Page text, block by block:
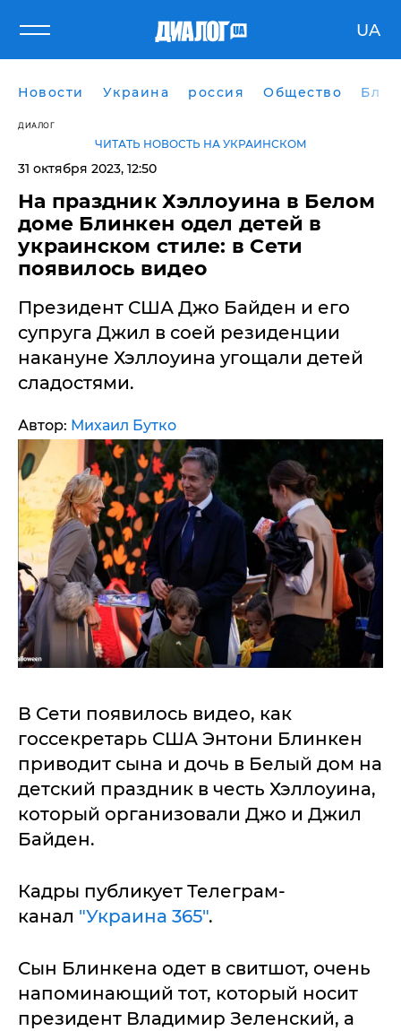
UA
Новости Украина россия Общество
ДИАЛОГ
ЧИТАТЬ НОВОСТЬ НА УКРАИНСКОМ
31 октября 2023, 12:50
На праздник Хэллоуина в Белом
доме Блинкен одел детей в
украинском стиле: в Сети
появилось видео
Президент США Джо Байден и его
супруга Джил в соей резиденции
накануне Хэллоуина угощали детей
сладостями.
Автор: Михаил Бутко
В Сети появилось видео, как
госсекретарь США Энтони Блинкен
приводит сына и дочь в Белый дом на
детский праздник в честь Хэллоуина,
который организовали Джо и Джил
Байден.
Кадры публикует Телеграм-
канал "Украина 365".
Сын Блинкена одет в свитшот, очень
напоминающий тот, который носит
президент Владимир Зеленский, а